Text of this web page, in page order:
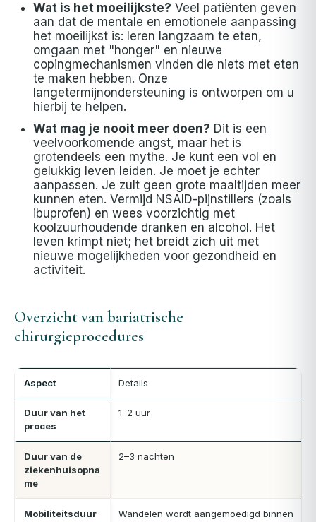
Wat is het moeilijkste? Veel patiënten geven
aan dat de mentale en emotionele aanpassing
het moeilijkst is: leren langzaam te eten,
omgaan met "honger" en nieuwe
copingmechanismen vinden die niets met eten
te maken hebben. Onze
langetermijnondersteuning is ontworpen om u
hierbij te helpen.
Wat mag je nooit meer doen? Dit is een
veelvoorkomende angst, maar het is
grotendeels een mythe. Je kunt een vol en
gelukkig leven leiden. Je moet je echter
aanpassen. Je zult geen grote maaltijden meer
kunnen eten. Vermijd NSAID-pijnstillers (zoals
ibuprofen) en wees voorzichtig met
koolzuurhoudende dranken en alcohol. Het
leven krimpt niet; het breidt zich uit met
nieuwe mogelijkheden voor gezondheid en
activiteit.
Overzicht van bariatrische
chirurgieprocedures
Aspect Details
Duur van het
proces
1–2 uur
Duur van de
ziekenhuisopna
me
2–3 nachten
Mobiliteitsduur
Wandelen wordt aangemoedigd binnen